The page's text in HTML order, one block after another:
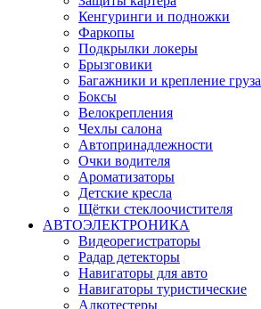
Кенгуринги и подножки
Фаркопы
Подкрылки локеры
Брызговики
Багажники и крепление груза
Боксы
Велокрепления
Чехлы салона
Автопринадлежности
Очки водителя
Ароматизаторы
Детские кресла
Щётки стеклоочистителя
АВТОЭЛЕКТРОНИКА
Видеорегистраторы
Радар детекторы
Навигаторы для авто
Навигаторы туристические
Алкотестеры